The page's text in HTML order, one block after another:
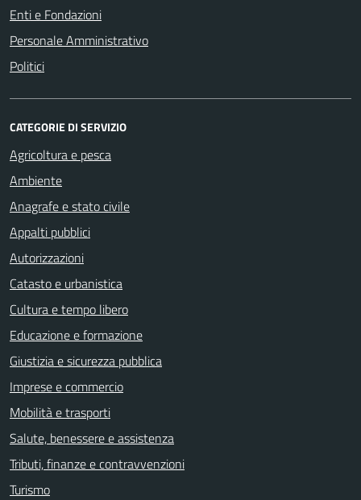
Enti e Fondazioni
Personale Amministrativo
Politici
CATEGORIE DI SERVIZIO
Agricoltura e pesca
Ambiente
Anagrafe e stato civile
Appalti pubblici
Autorizzazioni
Catasto e urbanistica
Cultura e tempo libero
Educazione e formazione
Giustizia e sicurezza pubblica
Imprese e commercio
Mobilità e trasporti
Salute, benessere e assistenza
Tributi, finanze e contravvenzioni
Turismo